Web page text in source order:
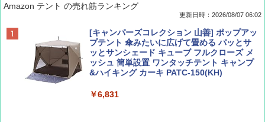
ディズニーファン ２０２６年 ９月号 [雑
誌] (ＤＩＳＮＥＹ ＦＡＮ)
￥713
D40 地球の歩き方 チェンマイ タイ北部の魅
力的な町 2026～2027 地球の歩き方D アジア
￥2,079
Amazon テント の売れ筋ランキング
更新日時：2026/08/07 06:02
[キャンパーズコレクション 山善] ポップアッ
プテント 傘みたいに広げて畳める パッとサ
ッとサンシェード キューブ フルクローズ メ
ッシュ 簡単設置 ワンタッチテント キャンプ
&ハイキング カーキ PATC-150(KH)
￥6,831